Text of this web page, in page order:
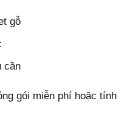
gỗ
cần
gói miễn phí hoặc tính